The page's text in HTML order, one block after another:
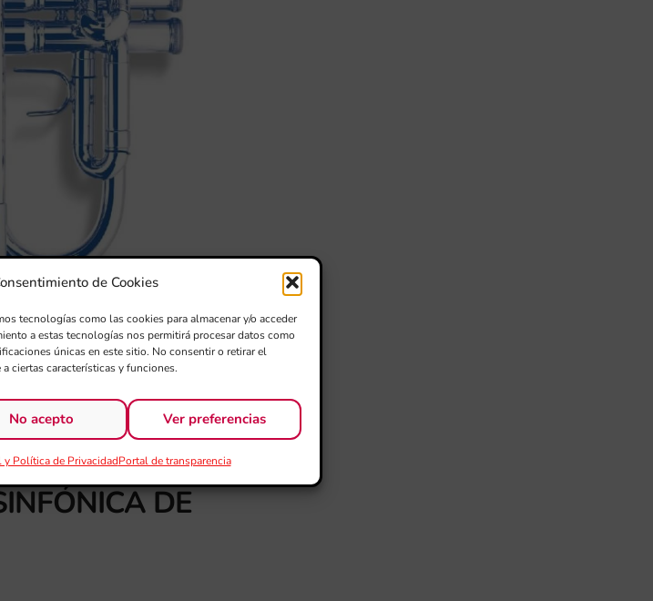
de Cookies
tecnologías como las cookies para almacenar y/o acceder
a estas tecnologías nos permitirá procesar datos como
únicas en este sitio. No consentir o retirar el
ciertas características y funciones.
No acepto Ver preferencias
Política de PrivacidadPortal de transparencia
DE